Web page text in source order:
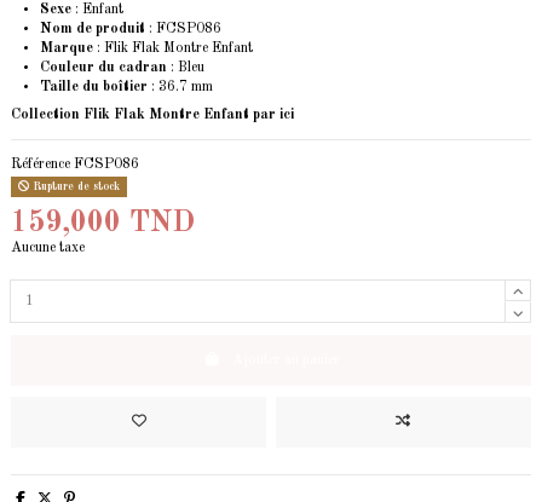
Sexe : Enfant
Nom de produit : FCSP086
Marque : Flik Flak Montre Enfant
Couleur du cadran : Bleu
Taille du boîtier : 36.7 mm
Collection Flik Flak Montre Enfant par ici
Référence FCSP086
Rupture de stock
159,000 TND
Aucune taxe